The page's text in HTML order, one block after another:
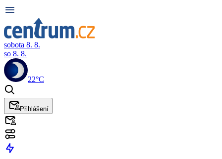
sobota 8. 8.
so 8. 8.
22°C
Přihlášení